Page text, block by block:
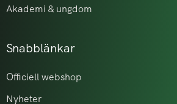
Akademi & ungdom
Snabblänkar
Officiell webshop
Nyheter